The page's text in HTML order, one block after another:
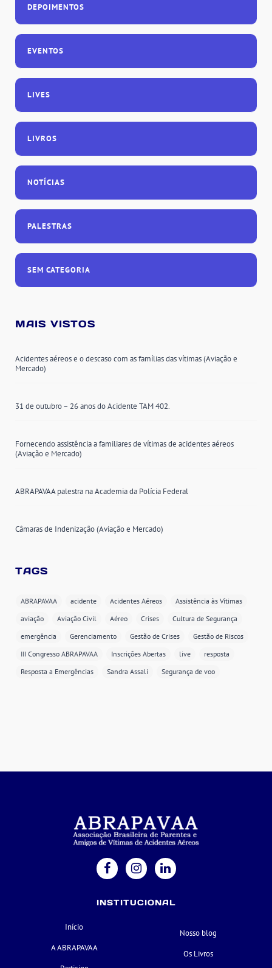
DEPOIMENTOS
EVENTOS
LIVES
LIVROS
NOTÍCIAS
PALESTRAS
SEM CATEGORIA
MAIS VISTOS
Acidentes aéreos e o descaso com as famílias das vítimas (Aviação e
Mercado)
31 de outubro – 26 anos do Acidente TAM 402.
Fornecendo assistência a familiares de vítimas de acidentes aéreos
(Aviação e Mercado)
ABRAPAVAA palestra na Academia da Polícia Federal
Câmaras de Indenização (Aviação e Mercado)
TAGS
ABRAPAVAA acidente Acidentes Aéreos
Assistência às Vítimas
aviação
Aviação Civil Aéreo Crises
Cultura de Segurança
emergência
Gerenciamento Gestão de Crises
Gestão de Riscos
III Congresso ABRAPAVAA
Inscrições Abertas live
resposta
Resposta a Emergências
Sandra Assali Segurança de voo
INSTITUCIONAL
Início
A ABRAPAVAA
Nosso blog
Os Livros